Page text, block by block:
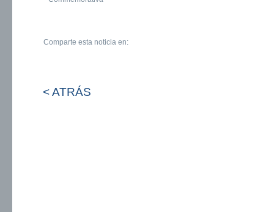
Comparte esta noticia en:
< ATRÁS